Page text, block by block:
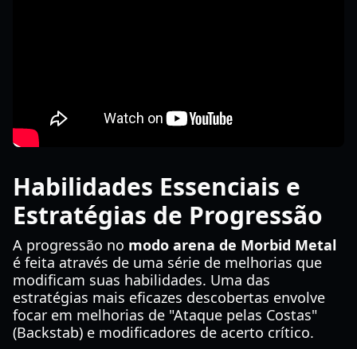
Habilidades Essenciais e
Estratégias de Progressão
A progressão no modo arena de Morbid Metal
é feita através de uma série de melhorias que
modificam suas habilidades. Uma das
estratégias mais eficazes descobertas envolve
focar em melhorias de "Ataque pelas Costas"
(Backstab) e modificadores de acerto crítico.